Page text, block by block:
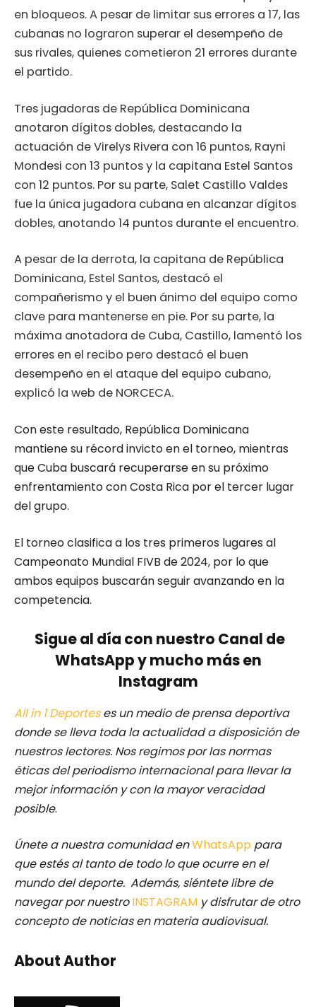
en bloqueos. A pesar de limitar sus errores a 17, las
cubanas no lograron superar el desempeño de
sus rivales, quienes cometieron 21 errores durante
el partido.
Tres jugadoras de República Dominicana
anotaron dígitos dobles, destacando la
actuación de Virelys Rivera con 16 puntos, Rayni
Mondesi con 13 puntos y la capitana Estel Santos
con 12 puntos. Por su parte, Salet Castillo Valdes
fue la única jugadora cubana en alcanzar dígitos
dobles, anotando 14 puntos durante el encuentro.
A pesar de la derrota, la capitana de República
Dominicana, Estel Santos, destacó el
compañerismo y el buen ánimo del equipo como
clave para mantenerse en pie. Por su parte, la
máxima anotadora de Cuba, Castillo, lamentó los
errores en el recibo pero destacó el buen
desempeño en el ataque del equipo cubano,
explicó la web de NORCECA.
Con este resultado, República Dominicana
mantiene su récord invicto en el torneo, mientras
que Cuba buscará recuperarse en su próximo
enfrentamiento con Costa Rica por el tercer lugar
del grupo.
El torneo clasifica a los tres primeros lugares al
Campeonato Mundial FIVB de 2024, por lo que
ambos equipos buscarán seguir avanzando en la
competencia.
Sigue al día con nuestro Canal de
WhatsApp y mucho más en
Instagram
All in 1 Deporteses un medio de prensa deportiva
donde se lleva toda la actualidad a disposición de
nuestros lectores. Nos regimos por las normas
éticas del periodismo internacional para llevar la
mejor información y con la mayor veracidad
posible.
Únete a nuestra comunidad enWhatsApp para
que estés al tanto de todo lo que ocurre en el
mundo del deporte. Además, siéntete libre de
navegar por nuestro INSTAGRAM y disfrutar de otro
concepto de noticias en materia audiovisual.
About Author